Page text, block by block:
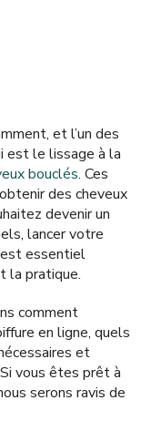
et l’un des
est le lissage à la
bouclés. Ces
des cheveux
devenir un
lancer votre
essentiel
la pratique.
comment
en ligne, quels
et
vous êtes prêt à
serons ravis de